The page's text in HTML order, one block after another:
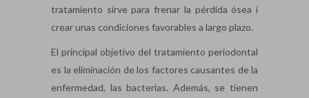
tratamiento sirve para frenar la pérdida ósea i
crear unas condiciones favorables a largo plazo.
El principal objetivo del tratamiento periodontal
es la eliminación de los factores causantes de la
enfermedad, las bacterias. Además, se tienen